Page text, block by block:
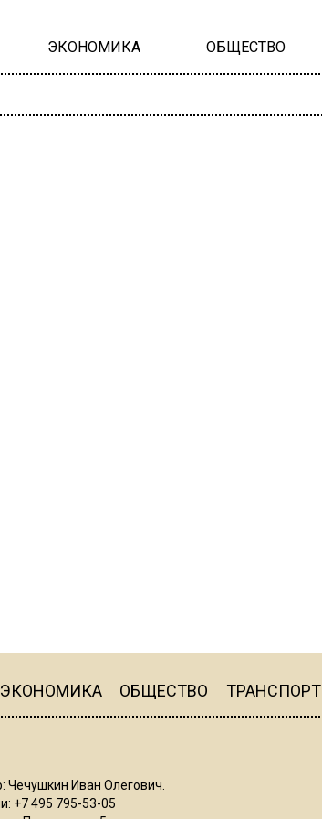
ЭКОНОМИКА ОБЩЕСТВО
ЭКОНОМИКА ОБЩЕСТВО ТРАНСПОРТ
Чечушкин Иван Олегович.
+7 495 795-53-05